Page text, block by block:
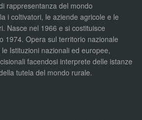
rappresentanza del mondo
i coltivatori, le aziende agricole e le
Nasce nel 1966 e si costituisce
1974. Opera sul territorio nazionale
Istituzioni nazionali ed europee,
facendosi interprete delle istanze
tutela del mondo rurale.